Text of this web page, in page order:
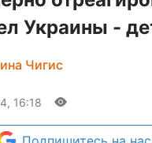
Украины -
Чигис
16:18